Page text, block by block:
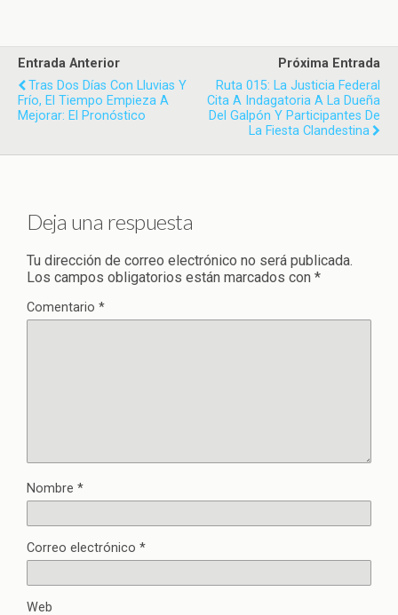
Entrada Anterior
Tras Dos Días Con Lluvias Y
Frío, El Tiempo Empieza A
Mejorar: El Pronóstico
Próxima Entrada
Ruta 015: La Justicia Federal
Cita A Indagatoria A La Dueña
Del Galpón Y Participantes De
La Fiesta Clandestina
Deja una respuesta
Tu dirección de correo electrónico no será publicada.
Los campos obligatorios están marcados con *
Comentario *
Nombre *
Correo electrónico *
Web